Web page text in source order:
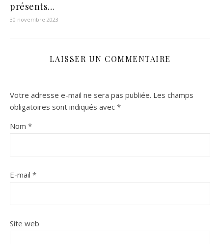
présents…
30 novembre 2023
LAISSER UN COMMENTAIRE
Votre adresse e-mail ne sera pas publiée. Les champs
obligatoires sont indiqués avec *
Nom *
E-mail *
Site web